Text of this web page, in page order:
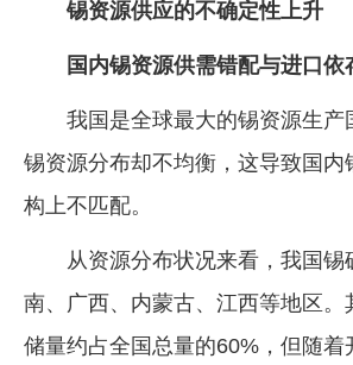
锡资源供应的不确定性上升
国内锡资源供需错配与进口依
我国是全球最大的锡资源生产
锡资源分布却不均衡，这导致国内
构上不匹配。
从资源分布状况来看，我国锡
南、广西、内蒙古、江西等地区。
储量约占全国总量的60%，但随着